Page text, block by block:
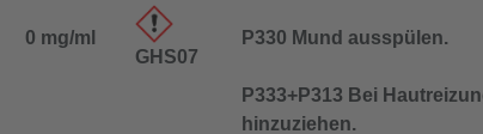
0 mg/ml
GHS07
P330 Mund ausspülen.
P333+P313 Bei
hinzuziehen.